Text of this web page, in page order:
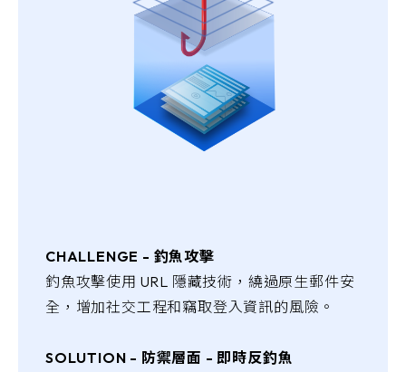
CHALLENGE - 釣魚攻擊
釣魚攻擊使用 URL 隱藏技術，繞過原生郵件安
全，增加社交工程和竊取登入資訊的風險。
SOLUTION - 防禦層面 - 即時反釣魚